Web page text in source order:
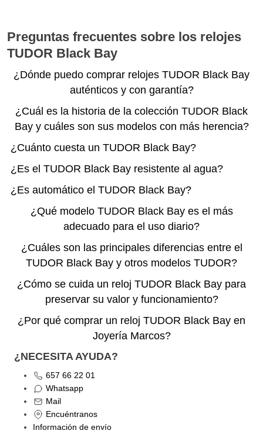
Preguntas frecuentes sobre los relojes
TUDOR Black Bay
¿Dónde puedo comprar relojes TUDOR Black Bay
auténticos y con garantía?
¿Cuál es la historia de la colección TUDOR Black
Bay y cuáles son sus modelos con más herencia?
¿Cuánto cuesta un TUDOR Black Bay?
¿Es el TUDOR Black Bay resistente al agua?
¿Es automático el TUDOR Black Bay?
¿Qué modelo TUDOR Black Bay es el más
adecuado para el uso diario?
¿Cuáles son las principales diferencias entre el
TUDOR Black Bay y otros modelos TUDOR?
¿Cómo se cuida un reloj TUDOR Black Bay para
preservar su valor y funcionamiento?
¿Por qué comprar un reloj TUDOR Black Bay en
Joyería Marcos?
¿NECESITA AYUDA?
657 66 22 01
Whatsapp
Mail
Encuéntranos
Información de envío